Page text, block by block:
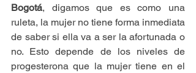
Bogotá, digamos que es como una
ruleta, la mujer no tiene forma inmediata
de saber si ella va a ser la afortunada o
no. Esto depende de los niveles de
progesterona que la mujer tiene en el